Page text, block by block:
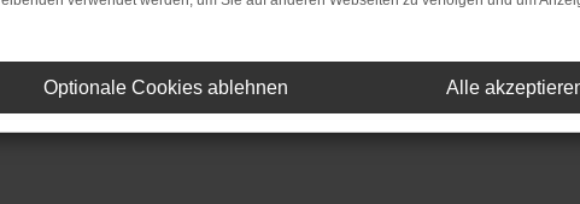
Optionale Cookies ablehnen Alle